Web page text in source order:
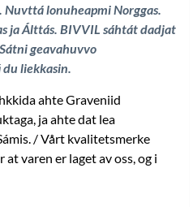
. Nuvttá lonuheapmi Norggas.
ja Álttás. BIVVIL sáhtát dadjat
geavahuvvo
liekkasin
ahte Graveniid
ja ahte dat lea
/ Vårt kvalitetsmerke
at varen er laget av oss, og i